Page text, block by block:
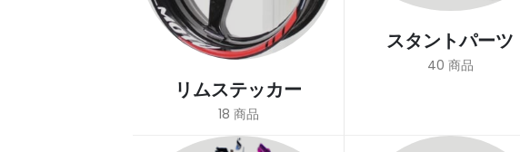
リムステッカー
18 商品
スタントパーツ
40 商品